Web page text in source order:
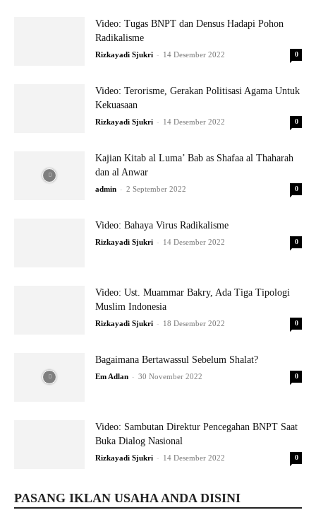
Video: Tugas BNPT dan Densus Hadapi Pohon
Radikalisme
Rizkayadi Sjukri - 14 Desember 2022 0
Video: Terorisme, Gerakan Politisasi Agama Untuk
Kekuasaan
Rizkayadi Sjukri - 14 Desember 2022 0
Kajian Kitab al Luma’ Bab as Shafaa al Thaharah
dan al Anwar
admin - 2 September 2022 0
Video: Bahaya Virus Radikalisme
Rizkayadi Sjukri - 14 Desember 2022 0
Video: Ust. Muammar Bakry, Ada Tiga Tipologi
Muslim Indonesia
Rizkayadi Sjukri - 18 Desember 2022 0
Bagaimana Bertawassul Sebelum Shalat?
Em Adlan - 30 November 2022 0
Video: Sambutan Direktur Pencegahan BNPT Saat
Buka Dialog Nasional
Rizkayadi Sjukri - 14 Desember 2022 0
PASANG IKLAN USAHA ANDA DISINI